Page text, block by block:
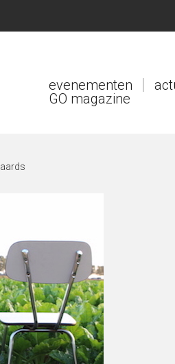
evenementen
GO magazine
aards